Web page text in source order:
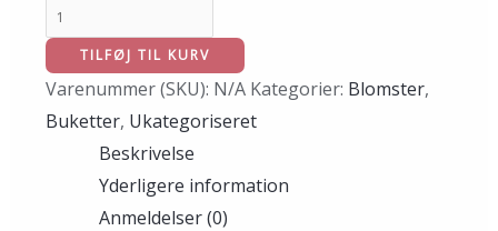
TILFØJ TIL KURV
Varenummer (SKU): N/A Kategorier: Blomster,
Buketter, Ukategoriseret
Beskrivelse
Yderligere information
Anmeldelser (0)